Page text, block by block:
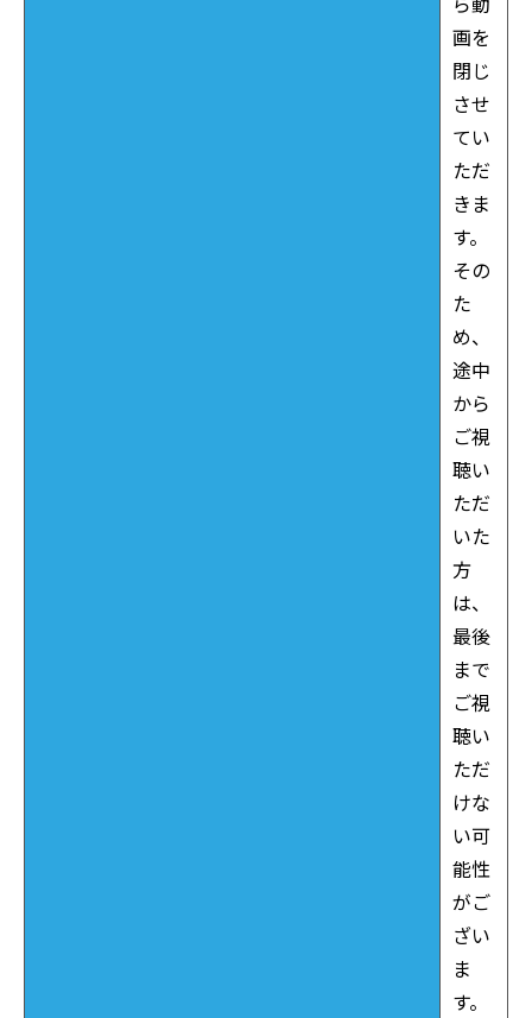
画を
閉じ
させ
てい
ただ
きま
す。
その
た
め、
途中
から
ご視
聴い
ただ
いた
方
は、
最後
まで
ご視
聴い
ただ
けな
い可
能性
がご
ざい
ま
す。